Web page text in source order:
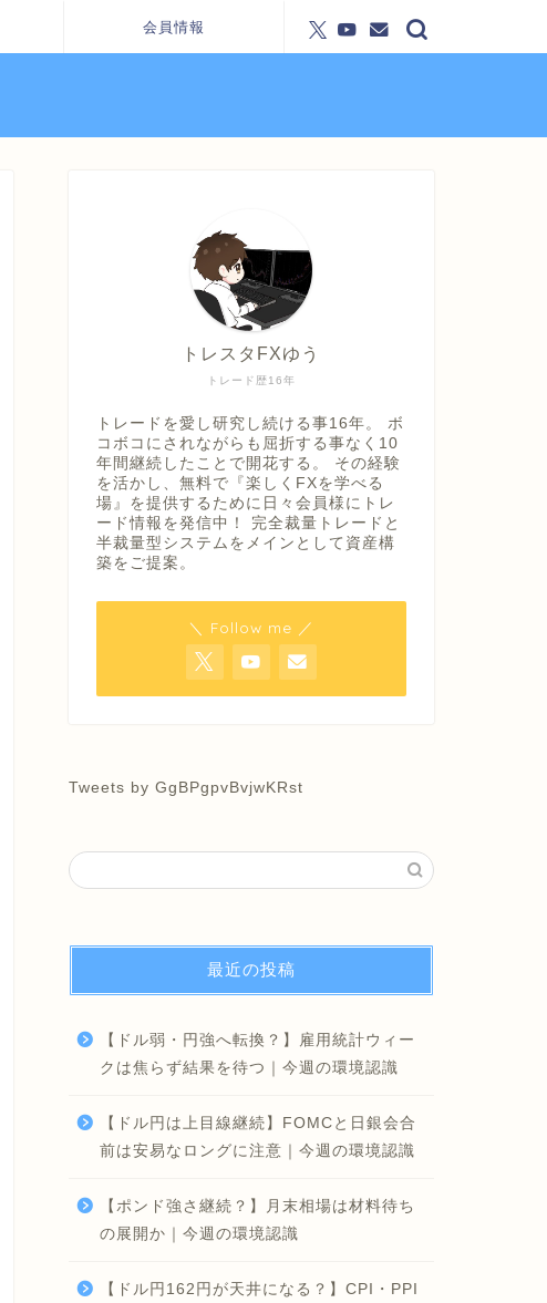
会員情報
トレード歴16年
トレスタFXゆう
トレードを愛し研究し続ける事16年。 ボ
コボコにされながらも屈折する事なく10
年間継続したことで開花する。 その経験
を活かし、無料で『楽しくFXを学べる
場』を提供するために日々会員様にトレ
ード情報を発信中！ 完全裁量トレードと
半裁量型システムをメインとして資産構
築をご提案。
＼ Follow me ／
Tweets by GgBPgpvBvjwKRst
最近の投稿
【ドル弱・円強へ転換？】雇用統計ウィー
クは焦らず結果を待つ｜今週の環境認識
【ドル円は上目線継続】FOMCと日銀会合
前は安易なロングに注意｜今週の環境認識
【ポンド強さ継続？】月末相場は材料待ち
の展開か｜今週の環境認識
【ドル円162円が天井になる？】CPI・PPI